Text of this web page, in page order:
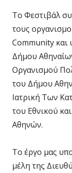
Το Φεστιβάλ
τους
Community και
Δήμου
Οργανισμού
του Δήμου
Ιατρική Των
του Εθνικού
Αθηνών.
Το έργο μας
μέλη της